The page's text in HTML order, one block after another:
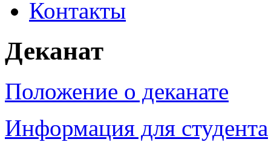
Контакты
Деканат
Положение о деканате
Информация для студента